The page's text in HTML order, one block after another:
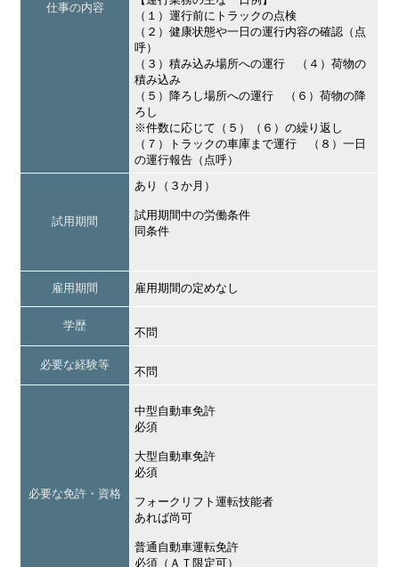
仕事の内容
（１）運行前にトラックの点検
（２）健康状態や一日の運行内容の確認（点
呼）
（３）積み込み場所への運行 （４）荷物の
積み込み
（５）降ろし場所への運行 （６）荷物の降
ろし
※件数に応じて（５）（６）の繰り返し
（７）トラックの車庫まで運行 （８）一日
の運行報告（点呼）
試用期間
あり（３か月）
試用期間中の労働条件
同条件
雇用期間 雇用期間の定めなし
学歴
不問
必要な経験等
不問
必要な免許・資格
中型自動車免許
必須
大型自動車免許
必須
フォークリフト運転技能者
あれば尚可
普通自動車運転免許
必須（ＡＴ限定可）